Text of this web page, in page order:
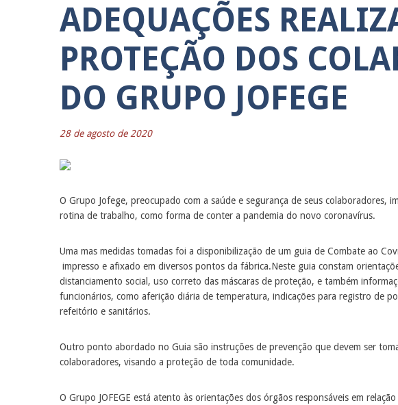
ADEQUAÇÕES
PROTEÇÃO DOS
DO GRUPO JOFEGE
28 de agosto de 2020
O Grupo Jofege, preocupado com a saúde e segurança de seus colaboradores,
rotina de trabalho, como forma de conter a pandemia do novo coronavírus.
Uma mas medidas tomadas foi a disponibilização de um guia de Combate ao
impresso e afixado em diversos pontos da fábrica.Neste guia constam
distanciamento social, uso correto das máscaras de proteção, e também
funcionários, como aferição diária de temperatura, indicações para registro de
refeitório e sanitários.
Outro ponto abordado no Guia são instruções de prevenção que devem ser
colaboradores, visando a proteção de toda comunidade.
O Grupo JOFEGE está atento às orientações dos órgãos responsáveis em